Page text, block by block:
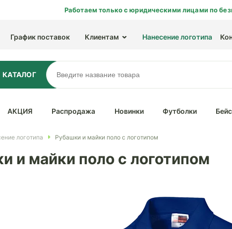
Работаем только с юридическими лицами по
График поставок Клиентам Нанесение логотипа
КАТАЛОГ
АКЦИЯ Распродажа Новинки Футболки
логотипа Рубашки и майки поло с логотипом
и майки поло с логотипом